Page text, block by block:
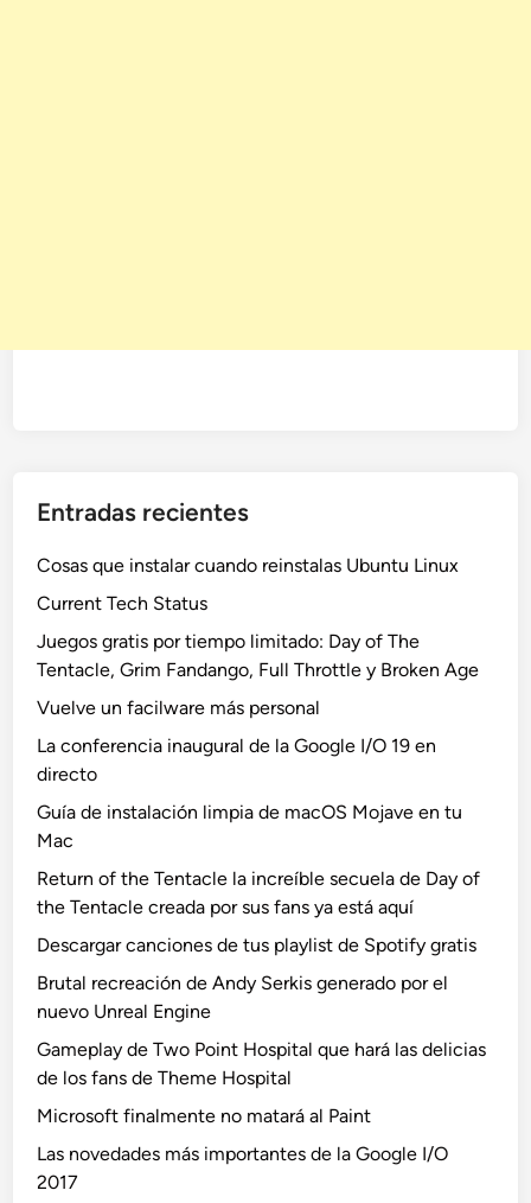
Entradas recientes
Cosas que instalar cuando reinstalas Ubuntu Linux
Current Tech Status
Juegos gratis por tiempo limitado: Day of The
Tentacle, Grim Fandango, Full Throttle y Broken Age
Vuelve un facilware más personal
La conferencia inaugural de la Google I/O 19 en
directo
Guía de instalación limpia de macOS Mojave en tu
Mac
Return of the Tentacle la increíble secuela de Day of
the Tentacle creada por sus fans ya está aquí
Descargar canciones de tus playlist de Spotify gratis
Brutal recreación de Andy Serkis generado por el
nuevo Unreal Engine
Gameplay de Two Point Hospital que hará las delicias
de los fans de Theme Hospital
Microsoft finalmente no matará al Paint
Las novedades más importantes de la Google I/O
2017